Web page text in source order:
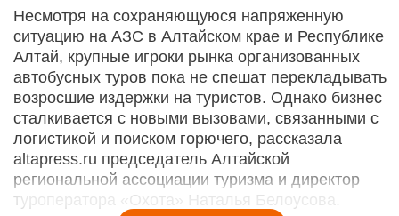
Несмотря на сохраняющуюся напряженную
ситуацию на АЗС в Алтайском крае и Республике
Алтай, крупные игроки рынка организованных
автобусных туров пока не спешат перекладывать
возросшие издержки на туристов. Однако бизнес
сталкивается с новыми вызовами, связанными с
логистикой и поиском горючего, рассказала
altapress.ru председатель Алтайской
региональной ассоциации туризма и директор
туроператора «Охота» Наталья Белоусова.